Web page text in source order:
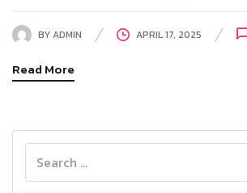
BYADMIN APRIL 17, 2025
Read More